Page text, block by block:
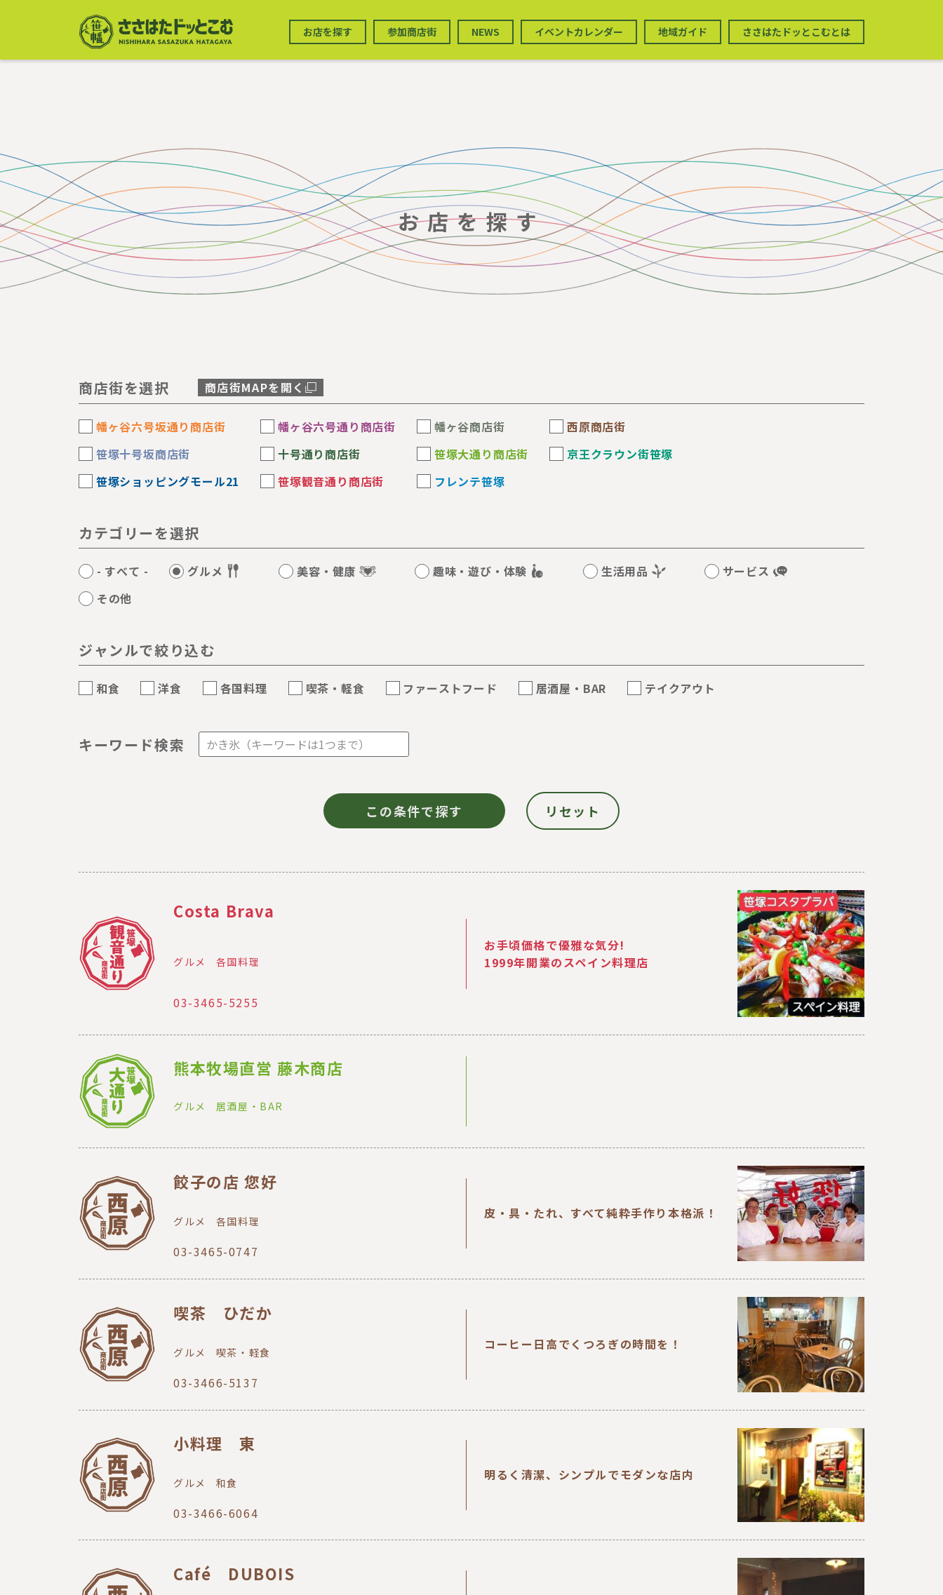
ン
メ
ナ
お店を探す 参加商店街 NEWS イベントカレンダー 地域ガイド ささはたドッとこむとは
お店を探す
商店街を選択 商店街MAPを開く
幡ヶ谷六号坂通り商店街 幡ヶ谷六号通り商店街 幡ヶ谷商店街
西原商店街
笹塚十号坂商店街
十号通り商店街 笹塚大通り商店街
京王クラウン街笹塚
笹塚ショッピングモール21
笹塚観音通り商店街 フレンテ笹塚
カテゴリーを選択
- すべて - グルメ 美容・健康 趣味・遊び・体験 生活用品
サービス
その他
ジャンルで絞り込む
和食 洋食 各国料理 喫茶・軽食 ファーストフード 居酒屋・BAR テイクアウト
キーワード検索
お手頃価格で優雅な気分!
1999年開業のスペイン料理店
Costa Brava
グルメ 各国料理
03-3465-5255
熊本牧場直営 藤木商店
グルメ 居酒屋・BAR
皮・具・たれ、すべて純粋手作り本格派！
餃子の店 您好
グルメ 各国料理
03-3465-0747
コーヒー日高でくつろぎの時間を！
喫茶 ひだか
グルメ 喫茶・軽食
03-3466-5137
明るく清潔、シンプルでモダンな店内
小料理 東
グルメ 和食
03-3466-6064
Café DUBOIS